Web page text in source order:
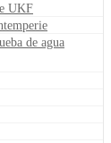
UKF
de agua